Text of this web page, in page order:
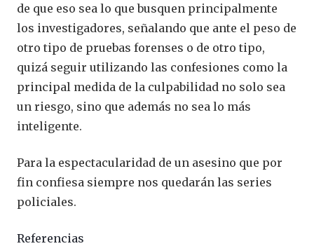
de que eso sea lo que busquen principalmente
los investigadores, señalando que ante el peso de
otro tipo de pruebas forenses o de otro tipo,
quizá seguir utilizando las confesiones como la
principal medida de la culpabilidad no solo sea
un riesgo, sino que además no sea lo más
inteligente.
Para la espectacularidad de un asesino que por
fin confiesa siempre nos quedarán las series
policiales.
Referencias